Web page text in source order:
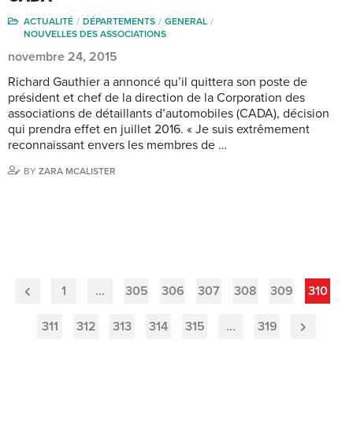
ACTUALITÉ DÉPARTEMENTS
GENERAL
NOUVELLES DES ASSOCIATIONS
novembre 24, 2015
Richard Gauthier a annoncé qu’il quittera son poste de
président et chef de la direction de la Corporation des
associations de détaillants d’automobiles (CADA), décision
qui prendra effet en juillet 2016. « Je suis extrêmement
reconnaissant envers les membres de …
BY ZARA MCALISTER
Previous1 … 305 306 307 308 309 310
311 312 313 314 315 … 319